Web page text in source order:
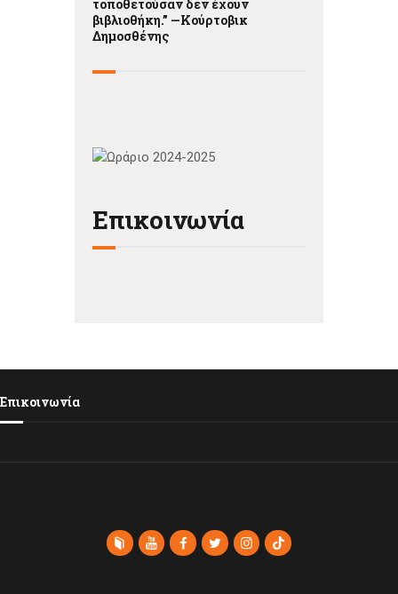
τοποθετούσαν δεν έχουν
βιβλιοθήκη.” —Κούρτοβικ
Δημοσθένης
Επικοινωνία
Επικοινωνία